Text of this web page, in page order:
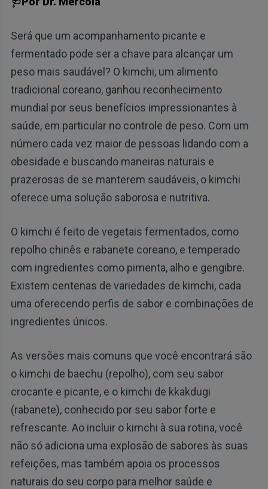
Será que um acompanhamento picante e
fermentado pode ser a chave para alcançar um
peso mais saudável? O kimchi, um alimento
tradicional coreano, ganhou reconhecimento
mundial por seus benefícios impressionantes à
saúde, em particular no controle de peso. Com um
número cada vez maior de pessoas lidando com a
obesidade e buscando maneiras naturais e
prazerosas de se manterem saudáveis, o kimchi
oferece uma solução saborosa e nutritiva.
O kimchi é feito de vegetais fermentados, como
repolho chinês e rabanete coreano, e temperado
com ingredientes como pimenta, alho e gengibre.
Existem centenas de variedades de kimchi, cada
uma oferecendo perfis de sabor e combinações de
ingredientes únicos.
As versões mais comuns que você encontrará são
o kimchi de baechu (repolho), com seu sabor
crocante e picante, e o kimchi de kkakdugi
(rabanete), conhecido por seu sabor forte e
refrescante. Ao incluir o kimchi à sua rotina, você
não só adiciona uma explosão de sabores às suas
refeições, mas também apoia os processos
naturais do seu corpo para melhor saúde e